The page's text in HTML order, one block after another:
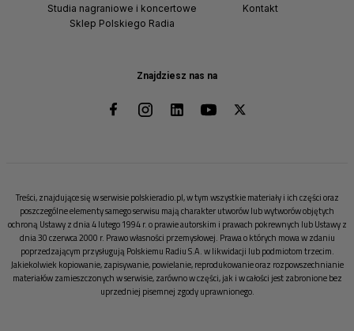
Znajdziesz nas na
Studia nagraniowe i koncertowe
Sklep Polskiego Radia
Kontakt
Treści, znajdujące się w serwisie polskieradio.pl, w tym wszystkie materiały i ich części oraz
poszczególne elementy samego serwisu mają charakter utworów lub wytworów objętych
ochroną Ustawy z dnia 4 lutego 1994 r. o prawie autorskim i prawach pokrewnych lub Ustawy z
dnia 30 czerwca 2000 r. Prawo własności przemysłowej. Prawa o których mowa w zdaniu
poprzedzającym przysługują Polskiemu Radiu S.A. w likwidacji lub podmiotom trzecim.
Jakiekolwiek kopiowanie, zapisywanie, powielanie, reprodukowanie oraz rozpowszechnianie
materiałów zamieszczonych w serwisie, zarówno w części, jak i w całości jest zabronione bez
uprzedniej pisemnej zgody uprawnionego.